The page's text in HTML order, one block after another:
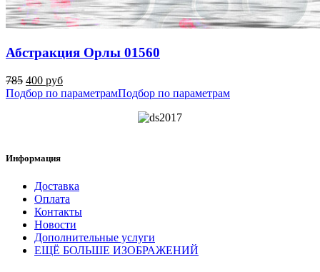
Абстракция Орлы 01560
785 400 руб
Подбор по параметрамПодбор по параметрам
Информация
Доставка
Оплата
Контакты
Новости
Дополнительные услуги
ЕЩЁ БОЛЬШЕ ИЗОБРАЖЕНИЙ